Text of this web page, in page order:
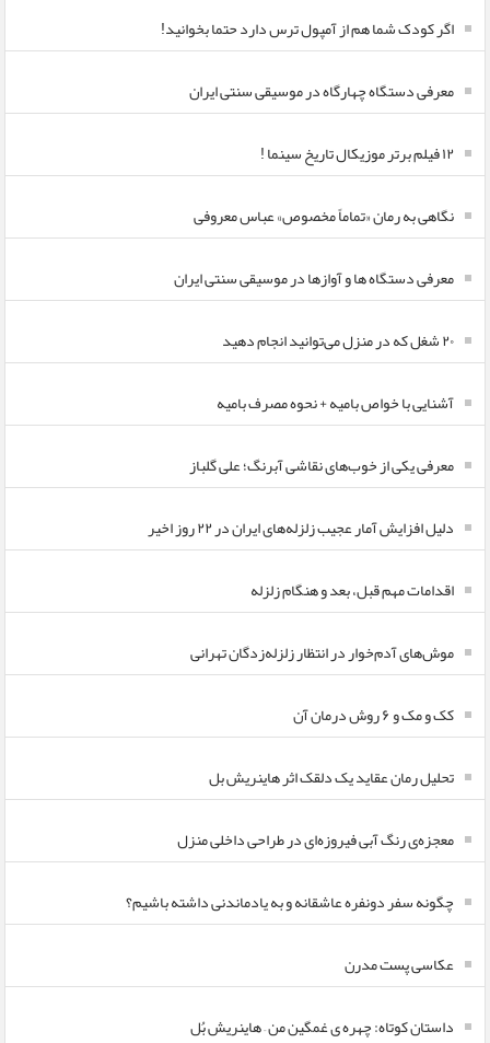
اگر کودک شما هم از آمپول ترس دارد حتما بخوانید!
معرفی دستگاه چهارگاه در موسیقی سنتی ایران
۱۲ فیلم برتر موزیکال تاریخ سینما !
نگاهی به رمان «تماماً مخصوص» عباس معروفی
معرفی دستگاه ها و آوازها در موسیقی سنتی ایران
۲۰ شغل که در منزل می‌توانید انجام دهید
آشنایی با خواص بامیه + نحوه مصرف بامیه
معرفی یکی از خوب‌های نقاشی آبرنگ؛ علی گلباز
دلیل افزایش آمار عجیب زلزله‌های ایران در ۲۲ روز اخیر
اقدامات مهم قبل، بعد و هنگام زلزله
موش‌های آدم‌خوار در انتظار زلزله‌زدگان تهرانی
کک و مک و ۶ روش درمان آن
تحلیل رمان عقاید یک دلقک اثر هاینریش بل
معجزه‌ی رنگ آبی فیروزه‌ای در طراحی داخلی منزل
چگونه سفر دونفره عاشقانه و به یادماندنی داشته باشیم؟
عکاسی پست مدرن
داستان کوتاه: چهره ی غمگین من – هاینریش بُل